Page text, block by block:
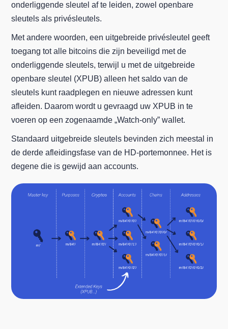
onderliggende sleutel af te leiden, zowel openbare
sleutels als privésleutels.
Met andere woorden, een uitgebreide privésleutel geeft
toegang tot alle bitcoins die zijn beveiligd met de
onderliggende sleutels, terwijl u met de uitgebreide
openbare sleutel (XPUB) alleen het saldo van de
sleutels kunt raadplegen en nieuwe adressen kunt
afleiden. Daarom wordt u gevraagd uw XPUB in te
voeren op een zogenaamde „Watch-only” wallet.
Standaard uitgebreide sleutels bevinden zich meestal in
de derde afleidingsfase van de HD-portemonnee. Het is
degene die is gewijd aan accounts.